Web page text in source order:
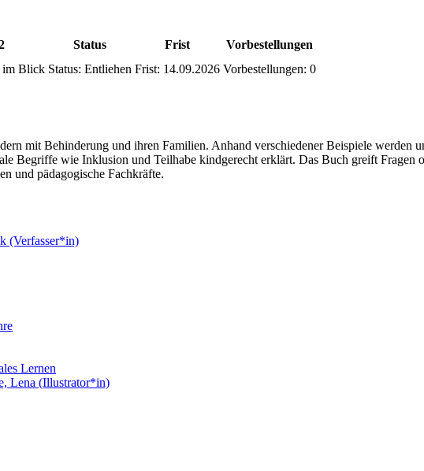
Status Frist
Vorbestellungen
im Blick Status: Entliehen Frist: 14.09.2026 Vorbestellungen: 0
mit Behinderung und ihren Familien. Anhand verschiedener Beispiele werden
Begriffe wie Inklusion und Teilhabe kindgerecht erklärt. Das Buch greift
und pädagogische Fachkräfte.
(Verfasser*in)
Lernen
Lena (Illustrator*in)